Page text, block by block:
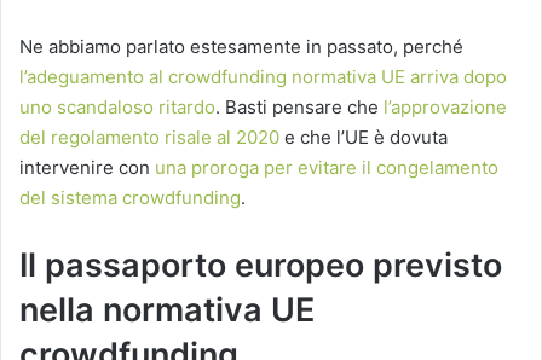
Ne abbiamo parlato estesamente in passato, perché
l’adeguamento al crowdfunding normativa UE arriva dopo
uno scandaloso ritardo. Basti pensare che l’approvazione
del regolamento risale al 2020 e che l’UE è dovuta
intervenire con una proroga per evitare il congelamento
del sistema crowdfunding.
Il passaporto europeo previsto
nella normativa UE